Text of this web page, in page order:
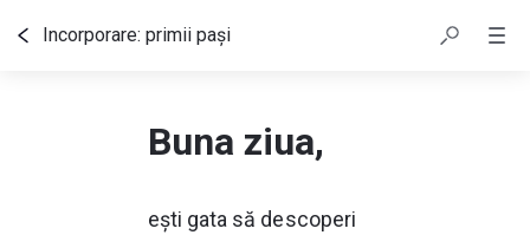
Incorporare: primii pași
Buna ziua,
ești gata să descoperi